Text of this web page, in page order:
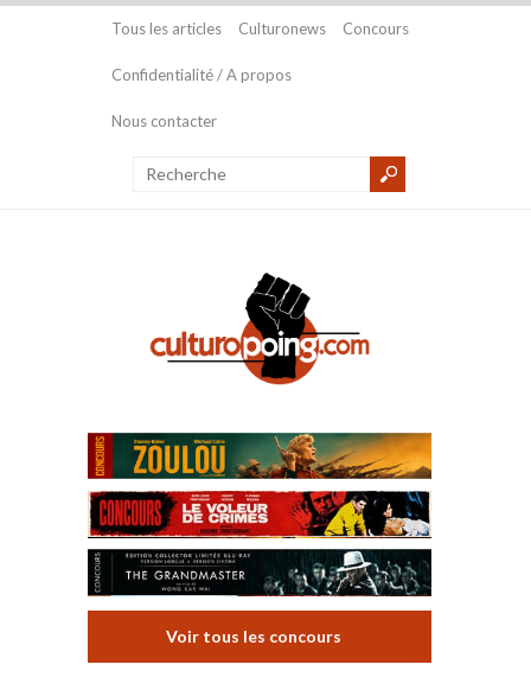
Tous les articles Culturonews Concours
Confidentialité / A propos
Nous contacter
Voir tous les concours